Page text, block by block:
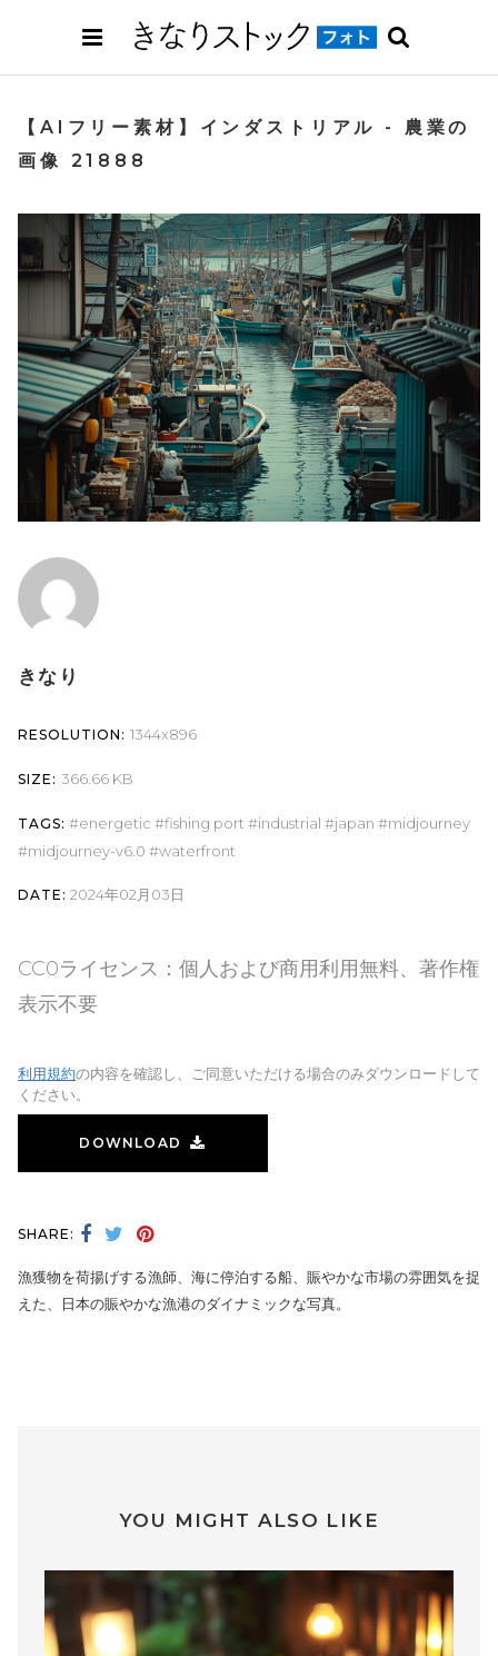
【AIフリー素材】インダストリアル - 農業の
画像 21888
きなり
RESOLUTION: 1344x896
SIZE: 366.66 KB
TAGS: energetic fishing port industrial japan
midjourney
midjourney-v6.0
waterfront
DATE: 2024年02月03日
CC0ライセンス：個人および商用利用無料、著作権
表示不要
利用規約の内容を確認し、ご同意いただける場合のみダウンロードして
ください。
DOWNLOAD
SHARE:
漁獲物を荷揚げする漁師、海に停泊する船、賑やかな市場の雰囲気を捉
えた、日本の賑やかな漁港のダイナミックな写真。
YOU MIGHT ALSO LIKE